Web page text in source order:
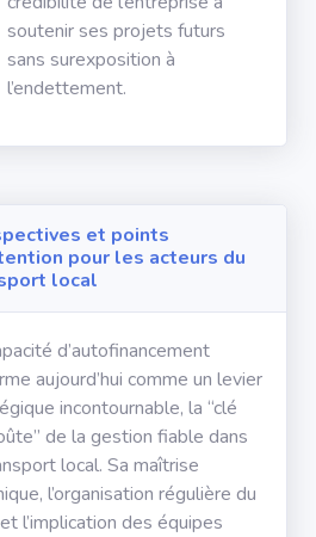
soutenir ses projets futurs
sans surexposition à
l’endettement.
et points
pour les acteurs du
local
d’autofinancement
aujourd’hui comme un levier
incontournable, la “clé
de la gestion fiable dans
local. Sa maîtrise
l’organisation régulière du
l’implication des équipes